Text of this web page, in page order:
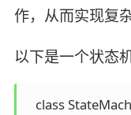
作，从而实现复
以下是一个状态
class